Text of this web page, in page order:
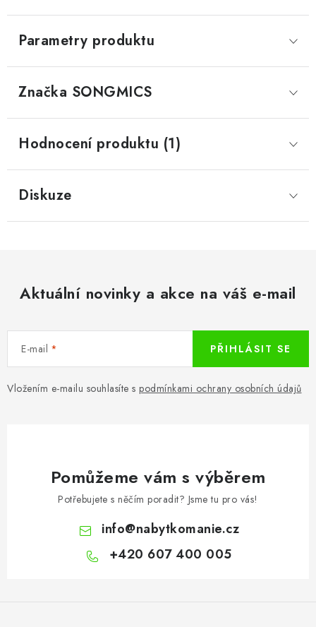
Parametry produktu
Značka SONGMICS
Hodnocení produktu (1)
Diskuze
Aktuální novinky a akce na váš e-mail
E-mail
Vložením e-mailu souhlasíte s podmínkami ochrany osobních údajů
PŘIHLÁSIT SE
Pomůžeme vám s výběrem
Potřebujete s něčím poradit? Jsme tu pro vás!
info@nabytkomanie.cz
+420 607 400 005